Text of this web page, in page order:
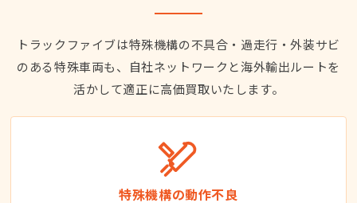
トラックファイブは特殊機構の不具合・過走行・外装サビ
のある特殊車両も、自社ネットワークと海外輸出ルートを
活かして適正に高価買取いたします。
特殊機構の動作不良